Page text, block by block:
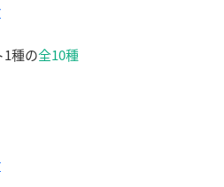
種の全10種